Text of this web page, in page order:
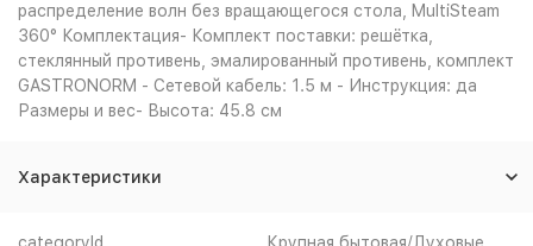
распределение волн без вращающегося стола, MultiSteam
360° Комплектация- Комплект поставки: решётка,
стеклянный противень, эмалированный противень, комплект
GASTRONORM - Сетевой кабель: 1.5 м - Инструкция: да
Размеры и вес- Высота: 45.8 см
Характеристики